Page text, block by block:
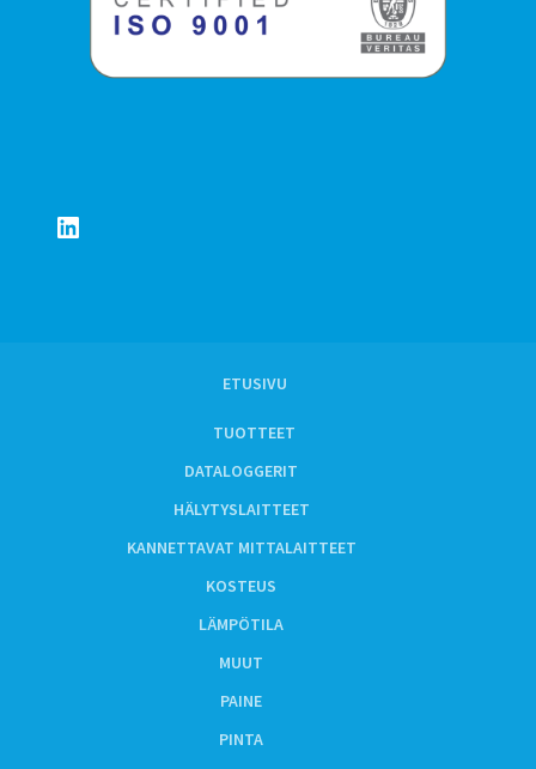
LinkedIn
ETUSIVU
TUOTTEET
DATALOGGERIT
HÄLYTYSLAITTEET
KANNETTAVAT MITTALAITTEET
KOSTEUS
LÄMPÖTILA
MUUT
PAINE
PINTA